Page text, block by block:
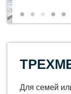
Для семей